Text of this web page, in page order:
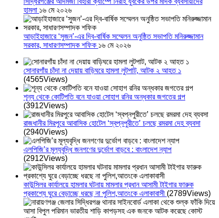
হামলা ১৬ মে ২০২৬
আড়াইহাজারে ‘সুজন’-এর দ্বি-বার্ষিক সম্মেলন অনুষ্ঠিত সভাপতি মনিরুজ্জামান
সরকার, সাধারণসম্পাদক শফিক ১৬ মে ২০২৬
সোনারগাঁয় চাঁদা না দেয়ায় বাড়িঘরে হামলা লুটপাট, আটক ২ আহত ১
(4565Views)
শূন্য থেকে কোটিপতি বনে যাওয়া সোহাগ রনির অন্ধকার জগতের গল্প
(3912Views)
রাজধানীর মিরপুরে আবাসিক হোটেল ‘স্বপ্নপুরীতে’ চলছে রমরমা দেহ ব্যবসা
(2940Views)
এলপিজি’র মূল্যবৃদ্ধি জনগণের দুর্ভোগ বাড়বে : বাংলাদেশ ন্যাপ
(2912Views)
কাউন্সিলর কার্যালয়ে হামলার ঘটনায় মামলার প্রধান আসামী টাইগার ফারুক
প্রকাশ্যে ঘুরে বেড়াচ্ছে ধরছে না পুলিশ,আতংকে এলাকাবাসী (2789Views)